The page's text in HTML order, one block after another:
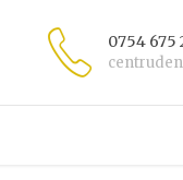
0754 675